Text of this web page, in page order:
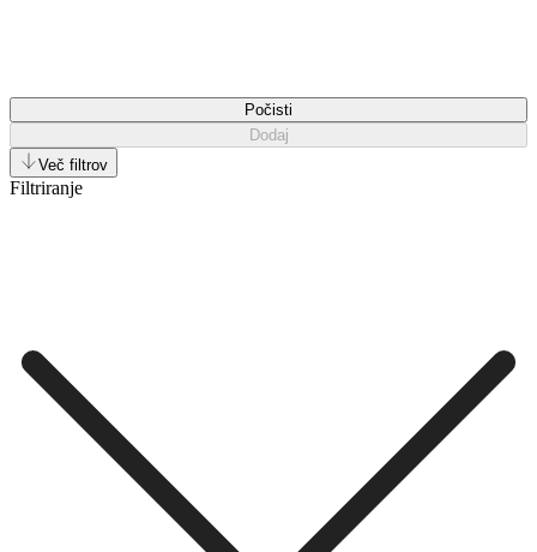
Počisti
Dodaj
Več filtrov
Filtriranje